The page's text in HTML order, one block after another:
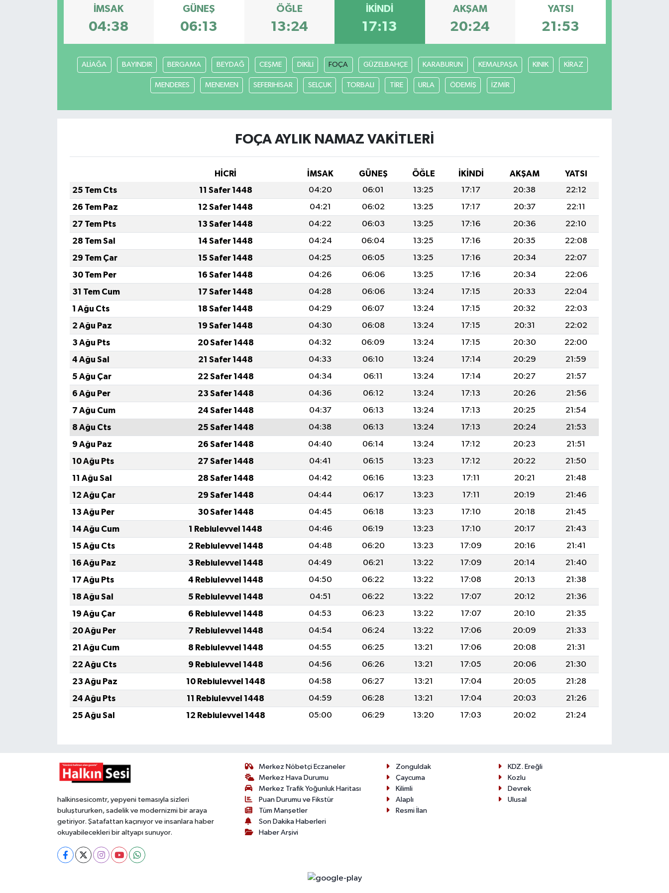
İMSAK
04:38
GÜNEŞ
06:13
ÖĞLE
13:24
İKINDI
17:13
AKŞAM
20:24
YATSI
21:53
ALİAĞA BAYINDIR BERGAMA BEYDAĞ CEŞME DİKİLİ FOÇA GÜZELBAHÇE KARABURUN KEMALPAŞA KINIK KİRAZ
MENDERES MENEMEN SEFERIHİSAR SELÇUK TORBALI TİRE URLA ÖDEMİŞ İZMİR
FOÇA AYLIK NAMAZ VAKITLERI
HİCRİ İMSAK GÜNEŞ ÖĞLE İKINDI AKŞAM
YATSI
25 Tem Cts
11 Safer 1448 04:20 06:01 13:25 17:17 20:38
22:12
26 Tem Paz
12 Safer 1448 04:21 06:02 13:25 17:17 20:37
22:11
27 Tem Pts
13 Safer 1448 04:22 06:03 13:25 17:16 20:36
22:10
28 Tem Sal
14 Safer 1448 04:24 06:04 13:25 17:16 20:35
22:08
29 Tem Çar
15 Safer 1448 04:25 06:05 13:25 17:16 20:34
22:07
30 Tem Per
16 Safer 1448 04:26 06:06 13:25 17:16 20:34
22:06
31 Tem Cum
17 Safer 1448 04:28 06:06 13:24 17:15 20:33
22:04
1 Ağu Cts
18 Safer 1448 04:29 06:07 13:24 17:15 20:32
22:03
2 Ağu Paz
19 Safer 1448 04:30 06:08 13:24 17:15 20:31
22:02
3 Ağu Pts
20 Safer 1448 04:32 06:09 13:24 17:15 20:30
22:00
4 Ağu Sal
21 Safer 1448 04:33 06:10 13:24 17:14 20:29
21:59
5 Ağu Çar
22 Safer 1448 04:34 06:11 13:24 17:14 20:27
21:57
6 Ağu Per
23 Safer 1448 04:36 06:12 13:24 17:13 20:26
21:56
7 Ağu Cum
24 Safer 1448 04:37 06:13 13:24 17:13 20:25
21:54
8 Ağu Cts
25 Safer 1448 04:38 06:13 13:24 17:13 20:24
21:53
9 Ağu Paz
26 Safer 1448 04:40 06:14 13:24 17:12 20:23
21:51
10 Ağu Pts
27 Safer 1448 04:41 06:15 13:23 17:12 20:22
21:50
11 Ağu Sal
28 Safer 1448 04:42 06:16 13:23 17:11 20:21
21:48
12 Ağu Çar
29 Safer 1448 04:44 06:17 13:23 17:11 20:19
21:46
13 Ağu Per
30 Safer 1448 04:45 06:18 13:23 17:10 20:18
21:45
14 Ağu Cum
1 Rebiulevvel 1448 04:46 06:19 13:23 17:10 20:17
21:43
15 Ağu Cts
2 Rebiulevvel 1448 04:48 06:20 13:23 17:09 20:16
21:41
16 Ağu Paz
3 Rebiulevvel 1448 04:49 06:21 13:22 17:09 20:14
21:40
17 Ağu Pts
4 Rebiulevvel 1448 04:50 06:22 13:22 17:08 20:13
21:38
18 Ağu Sal
5 Rebiulevvel 1448 04:51 06:22 13:22 17:07 20:12
21:36
19 Ağu Çar
6 Rebiulevvel 1448 04:53 06:23 13:22 17:07 20:10
21:35
20 Ağu Per
7 Rebiulevvel 1448 04:54 06:24 13:22 17:06 20:09
21:33
21 Ağu Cum
8 Rebiulevvel 1448 04:55 06:25 13:21 17:06 20:08
21:31
22 Ağu Cts
9 Rebiulevvel 1448 04:56 06:26 13:21 17:05 20:06
21:30
23 Ağu Paz
10 Rebiulevvel 1448 04:58 06:27 13:21 17:04 20:05
21:28
24 Ağu Pts
11 Rebiulevvel 1448 04:59 06:28 13:21 17:04 20:03
21:26
25 Ağu Sal
12 Rebiulevvel 1448 05:00 06:29 13:20 17:03 20:02 21:24
halkinsesicomtr, yepyeni temasıyla sizleri
buluştururken, sadelik ve modernizmi bir araya
getiriyor. Şatafattan kaçınıyor ve insanlara haber
okuyabilecekleri bir altyapı sunuyor.
Merkez Nöbetçi Eczaneler
Merkez Hava Durumu
Merkez Trafik Yoğunluk Haritası
Puan Durumu ve Fikstür
Tüm Manşetler
Son Dakika Haberleri
Haber Arşivi
Zonguldak
KDZ. Ereğli
Çaycuma
Kozlu
Kilimli
Devrek
Alaplı
Ulusal
Resmi İlan
Kültür - Sanat